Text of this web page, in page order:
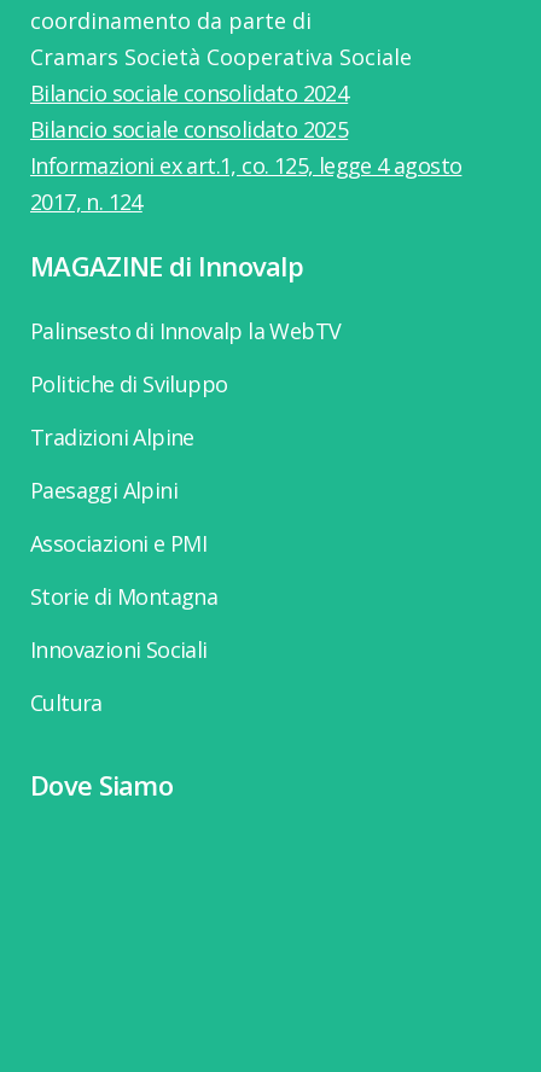
coordinamento da parte di
Cramars Società Cooperativa Sociale
Bilancio sociale consolidato 2024
Bilancio sociale consolidato 2025
Informazioni ex art.1, co. 125, legge 4 agosto
2017, n. 124
MAGAZINE di Innovalp
Palinsesto di Innovalp la WebTV
Politiche di Sviluppo
Tradizioni Alpine
Paesaggi Alpini
Associazioni e PMI
Storie di Montagna
Innovazioni Sociali
Cultura
Dove Siamo